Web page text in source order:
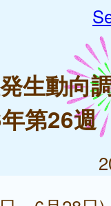
生動向
第26週